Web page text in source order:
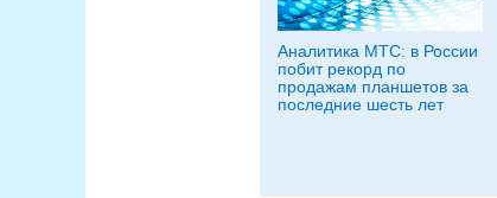
Аналитика МТС: в России
побит рекорд по
продажам планшетов за
последние шесть лет